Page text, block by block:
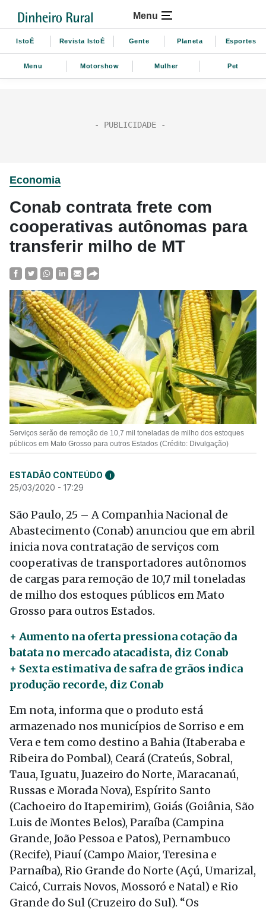
Menu
IstoÉ Revista IstoÉ Gente Planeta Esportes
Menu Motorshow Mulher Pet
Economia
Conab contrata frete com
cooperativas autônomas para
transferir milho de MT
Serviços serão de remoção de 10,7 mil toneladas de milho dos estoques
públicos em Mato Grosso para outros Estados (Crédito: Divulgação)
ESTADÃO CONTEÚDO i
25/03/2020 - 17:29
São Paulo, 25 – A Companhia Nacional de
Abastecimento (Conab) anunciou que em abril
inicia nova contratação de serviços com
cooperativas de transportadores autônomos
de cargas para remoção de 10,7 mil toneladas
de milho dos estoques públicos em Mato
Grosso para outros Estados.
+ Aumento na oferta pressiona cotação da
batata no mercado atacadista, diz Conab
+ Sexta estimativa de safra de grãos indica
produção recorde, diz Conab
Em nota, informa que o produto está
armazenado nos municípios de Sorriso e em
Vera e tem como destino a Bahia (Itaberaba e
Ribeira do Pombal), Ceará (Crateús, Sobral,
Taua, Iguatu, Juazeiro do Norte, Maracanaú,
Russas e Morada Nova), Espírito Santo
(Cachoeiro do Itapemirim), Goiás (Goiânia, São
Luis de Montes Belos), Paraíba (Campina
Grande, João Pessoa e Patos), Pernambuco
(Recife), Piauí (Campo Maior, Teresina e
Parnaíba), Rio Grande do Norte (Açú, Umarizal,
Caicó, Currais Novos, Mossoró e Natal) e Rio
Grande do Sul (Cruzeiro do Sul). “Os